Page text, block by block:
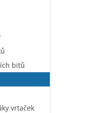
bitů
vrtaček